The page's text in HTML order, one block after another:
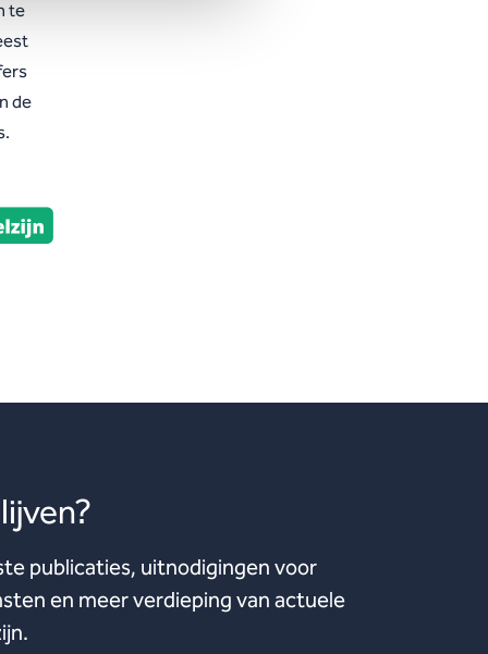
te
de
publicaties, uitnodigingen voor
en meer verdieping van actuele